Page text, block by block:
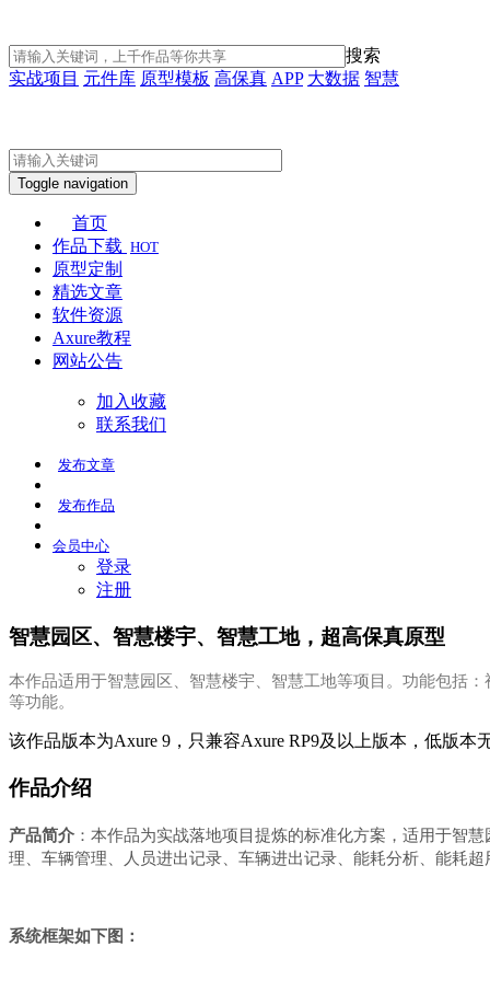
搜索
实战项目 元件库 原型模板 高保真 APP 大数据 智慧
Toggle navigation
首页
作品下载 HOT
原型定制
精选文章
软件资源
Axure教程
网站公告
加入收藏
联系我们
发布文章
发布作品
会员中心
登录
注册
智慧园区、智慧楼宇、智慧工地，超高保真原型
本作品适用于智慧园区、智慧楼宇、智慧工地等项目。功能包括
等功能。
该作品版本为Axure 9，只兼容Axure RP9及以上版本，低版本
作品介绍
产品简介 ：本作品为实战落地项目提炼的标准化方案，适用于智
理、车辆管理、人员进出记录、车辆进出记录、能耗分析、能耗
系统框架如下图：